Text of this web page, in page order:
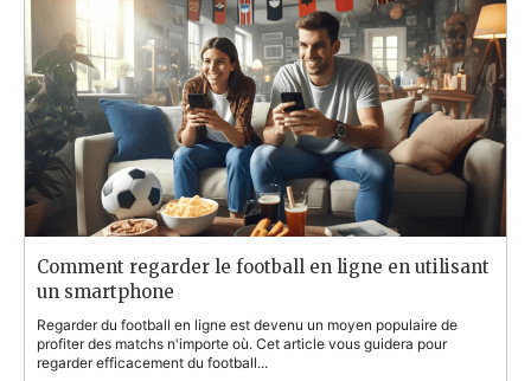
Comment regarder le football en ligne en utilisant
un smartphone
Regarder du football en ligne est devenu un moyen populaire de
profiter des matchs n'importe où. Cet article vous guidera pour
regarder efficacement du football...